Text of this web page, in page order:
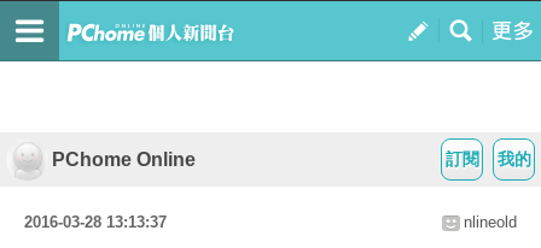
我的
訂閱
PChome Online
2016-03-28 13:13:37 nlineold